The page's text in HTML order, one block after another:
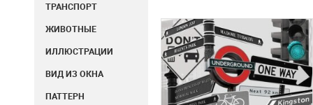
ТРАНСПОРТ
ЖИВОТНЫЕ
ИЛЛЮСТРАЦИИ
ВИД ИЗ ОКНА
ПАТТЕРН